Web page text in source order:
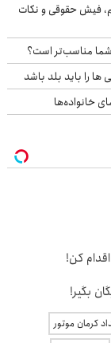
فیش حقوقی و نکات
شما مناسب‌تر است؟
را باید بلد باشد
کن!
بگیر!
کرمان موتور